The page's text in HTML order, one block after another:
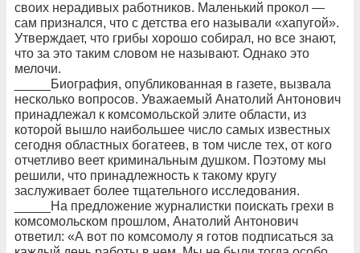
своих нерадивых работников. Маленький прокол —
сам признался, что с детства его называли «хапугой».
Утверждает, что грибы хорошо собирал, но все знают,
что за это таким словом не называют. Однако это
мелочи.
_____Биография, опубликованная в газете, вызвала
несколько вопросов. Уважаемый Анатолий Антонович
принадлежал к комсомольской элите области, из
которой вышло наибольшее число самых известных
сегодня областных богатеев, в том числе тех, от кого
отчетливо веет криминальным душком. Поэтому мы
решили, что принадлежность к такому кругу
заслуживает более тщательного исследования.
_____На предложение журналистки поискать грехи в
комсомольском прошлом, Анатолий Антонович
ответил: «А вот по комсомолу я готов подписаться за